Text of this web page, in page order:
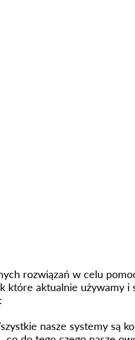
rozwiązań w celu
które aktualnie używamy i
nasze systemy są